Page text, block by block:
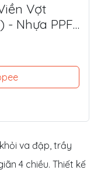
Vợt
- Nhựa PPF
va đập, trầy
4 chiều. Thiết kế